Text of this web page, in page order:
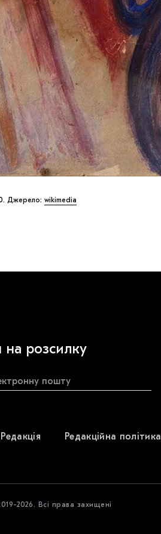
Джерело: wikimedia
на розсилку
Редакція Редакційна політика
2026. Всі права захищені